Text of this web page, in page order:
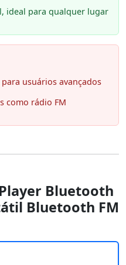
ideal para qualquer lugar
usuários avançados
como rádio FM
Bluetooth
Bluetooth FM